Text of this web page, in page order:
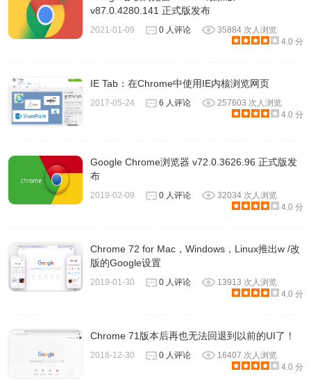
https://dl.google.com/edgedl/chrome/install/
Google Chrome v89.0.4389.114 官方正式版 离线安装包
（含更新组件）32位
Google Chrome 官方正式版 离线安装包（含更新组件）新
版及历史版本
v87.0.4280.141 正式版发布
2021-01-09 0 人评论
35884 次人浏览
4.0 分
IE Tab：在Chrome中使用IE内核浏览网页
2017-05-24 6 人评论
257603 次人浏览
4.0 分
Google Chrome浏览器 v72.0.3626.96 正式版发
布
2019-02-09 0 人评论
32034 次人浏览
4.0 分
Chrome 72 for Mac，Windows，Linux推出w /改
版的Google设置
2019-01-30 0 人评论
13913 次人浏览
4.0 分
Chrome 71版本后再也无法回退到以前的UI了！
2018-12-30 0 人评论
16407 次人浏览
4.0 分